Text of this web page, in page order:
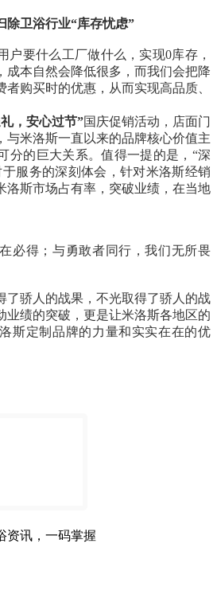
除卫浴行业“库存忧虑”
户要什么工厂做什么，实现0库存，
成本自然会降低很多，而我们会把降
购买时的优惠，从而实现高品质、
，安心过节”国庆促销活动，店面门
与米洛斯一直以来的品牌核心价值主
分的巨大关系。值得一提的是，“深
服务的深刻体会，针对米洛斯经销
洛斯市场占有率，突破业绩，在当地
必得；与勇敢者同行，我们无所畏
了骄人的战果，不光取得了骄人的战
业绩的突破，更是让米洛斯各地区的
斯定制品牌的力量和实实在在的优
资讯，一码掌握